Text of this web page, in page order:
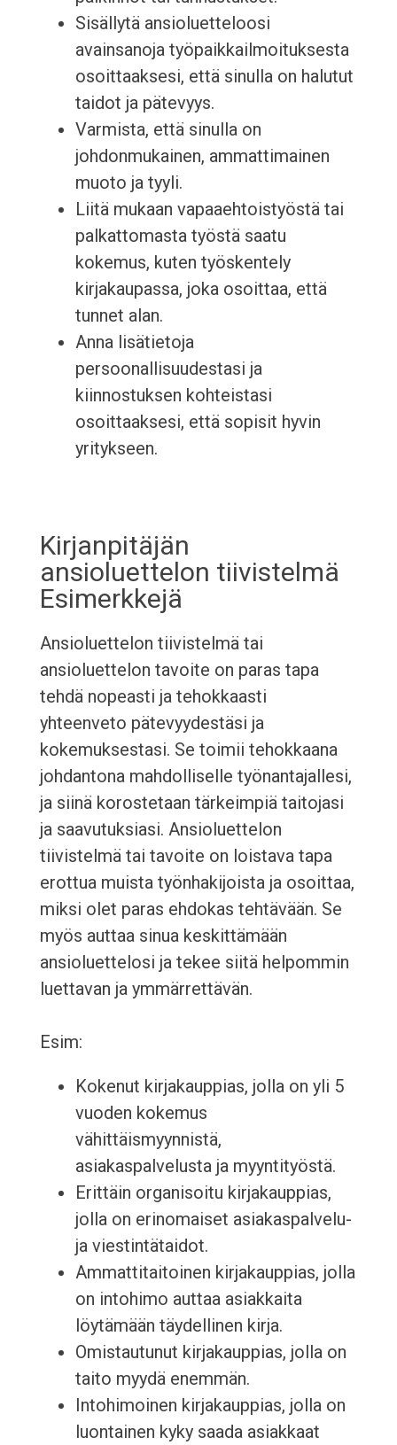
Sisällytä ansioluetteloosi
avainsanoja työpaikkailmoituksesta
osoittaaksesi, että sinulla on halutut
taidot ja pätevyys.
Varmista, että sinulla on
johdonmukainen, ammattimainen
muoto ja tyyli.
Liitä mukaan vapaaehtoistyöstä tai
palkattomasta työstä saatu
kokemus, kuten työskentely
kirjakaupassa, joka osoittaa, että
tunnet alan.
Anna lisätietoja
persoonallisuudestasi ja
kiinnostuksen kohteistasi
osoittaaksesi, että sopisit hyvin
yritykseen.
Kirjanpitäjän
ansioluettelon tiivistelmä
Esimerkkejä
Ansioluettelon tiivistelmä tai
ansioluettelon tavoite on paras tapa
tehdä nopeasti ja tehokkaasti
yhteenveto pätevyydestäsi ja
kokemuksestasi. Se toimii tehokkaana
johdantona mahdolliselle työnantajallesi,
ja siinä korostetaan tärkeimpiä taitojasi
ja saavutuksiasi. Ansioluettelon
tiivistelmä tai tavoite on loistava tapa
erottua muista työnhakijoista ja osoittaa,
miksi olet paras ehdokas tehtävään. Se
myös auttaa sinua keskittämään
ansioluettelosi ja tekee siitä helpommin
luettavan ja ymmärrettävän.
Esim:
Kokenut kirjakauppias, jolla on yli 5
vuoden kokemus
vähittäismyynnistä,
asiakaspalvelusta ja myyntityöstä.
Erittäin organisoitu kirjakauppias,
jolla on erinomaiset asiakaspalvelu-
ja viestintätaidot.
Ammattitaitoinen kirjakauppias, jolla
on intohimo auttaa asiakkaita
löytämään täydellinen kirja.
Omistautunut kirjakauppias, jolla on
taito myydä enemmän.
Intohimoinen kirjakauppias, jolla on
luontainen kyky saada asiakkaat